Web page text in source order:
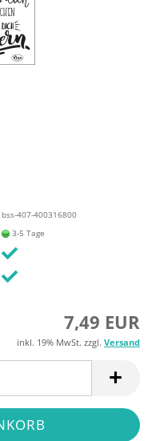
bss-407-400316800
3-5 Tage
7,49 EUR
inkl. 19% MwSt. zzgl. Versand